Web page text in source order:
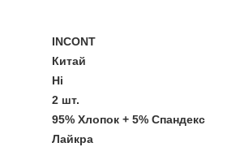
INCONT
Китай
Ні
2 шт.
95% Хлопок + 5% Спандекс
Лайкра